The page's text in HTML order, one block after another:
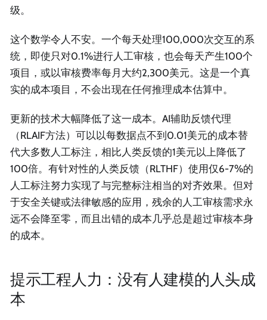
级。
这个数学令人不安。一个每天处理100,000次交互的系
统，即使只对0.1%进行人工审核，也会每天产生100个
项目，或以审核费率每月大约2,300美元。这是一个真
实的成本项目，不会出现在任何推理成本估算中。
更新的技术大幅降低了这一成本。AI辅助反馈代理
（RLAIF方法）可以以每数据点不到0.01美元的成本替
代大多数人工标注，相比人类反馈的1美元以上降低了
100倍。有针对性的人类反馈（RLTHF）使用仅6-7%的
人工标注努力实现了与完整标注相当的对齐效果。但对
于安全关键或法律敏感的应用，残余的人工审核需求永
远不会降至零，而且出错的成本几乎总是超过审核本身
的成本。
提示工程人力：没有人建模的人头成
本